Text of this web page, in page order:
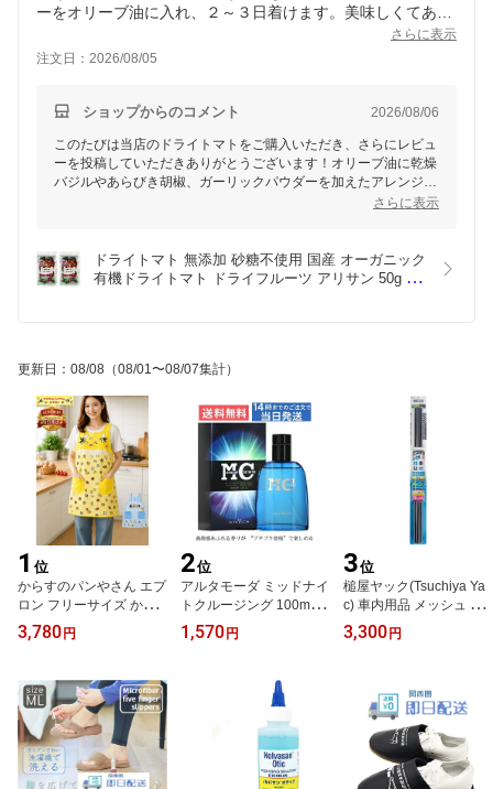
ーをオリーブ油に入れ、２～３日着けます。美味しくてあっ
という間に消費します。ドライトマト１袋50gは1回に作るの
にちょうど良い分量でした。
さらに表示
注文日：2026/08/05
ショップからのコメント 2026/08/06
このたびは当店のドライトマトをご購入いただき、さらにレビュ
ーを投稿していただきありがとうございます！オリーブ油に乾燥
バジルやあらびき胡椒、ガーリックパウダーを加えたアレンジ、
大変美味しそうですね。ドライトマト1袋が1回分にちょうど良い
理やアレンジをお楽しみくださいませ！
さらに表示
ドライトマト 無添加 砂糖不使用 国産 オーガニック
有機ドライトマト ドライフルーツ アリサン 50g 2
更新日 ： 08/08 （08/01〜08/07集計）
1 位
からすのパンやさん エプ
ロン フリーサイズ から
すのエプロン 保育士 介
護士 保育園 ヘルパー か
ターエプロン 大人 かわ
いい レディース 作業着
ギフト プレゼント おし
ゃれ キャラ かこさとし
グッズ からすのぱんやさ
ん 絵本キャラ 絵本グッ
3,780円
2位
アルタモーダ ミッドナイ
トクルージング 100ml メ
ンズ香水 EDT オードト
ワレ 男性用 フレグラン
テ香水 長持ち 持続性 人
気 ブランド香水 大容量
ト プレゼント ギフト 父
の日 誕生日 記念日 彼氏
旦那 メンズフレグランス
1,570円
3位
槌屋ヤック(Tsuchiya Ya
c) 車内用品 メッシュ フ
ィルム 700mmx 1.5m FS
-77
3,300円